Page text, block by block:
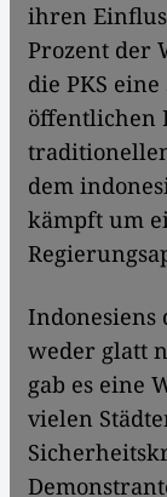
ihren
Prozent der
die PKS
öffentlichen
dem
kämpft um
Indonesiens
weder glatt
gab es eine
vielen